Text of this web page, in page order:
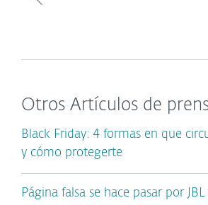
Otros Artículos de
Black Friday: 4 formas en que
y cómo protegerte
Página falsa se hace pasar por